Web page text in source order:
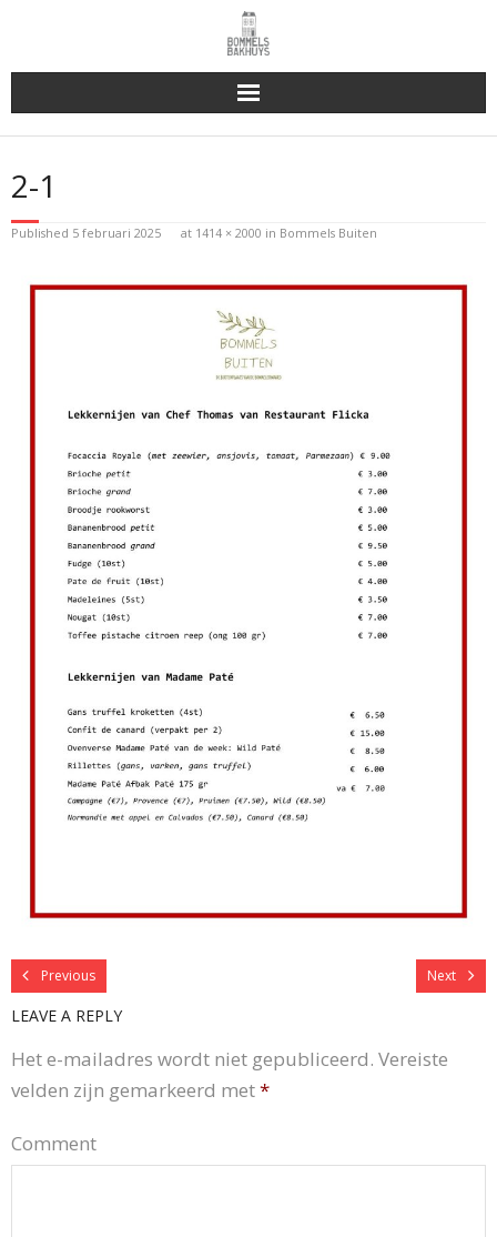
Bakhuys Buiten, verleden heden toekomst
Reserveren & Bestellen
2-1
Published 5 februari 2025 at 1414 × 2000 in Bommels Buiten
Previous Next
LEAVE A REPLY
Het e-mailadres wordt niet gepubliceerd. Vereiste
velden zijn gemarkeerd met*
Comment